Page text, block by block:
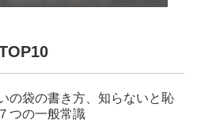
の袋の書き方、知らないと恥
つの一般常識